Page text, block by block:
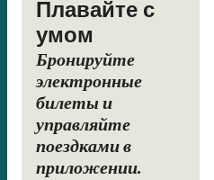
Плавайте с
умом
Бронируйте
электронные
билеты и
управляйте
поездками в
приложении.